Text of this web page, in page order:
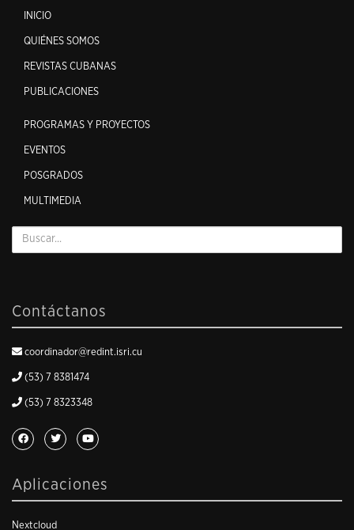
INICIO
QUIÉNES SOMOS
REVISTAS CUBANAS
PUBLICACIONES
PROGRAMAS Y PROYECTOS
EVENTOS
POSGRADOS
MULTIMEDIA
Contáctanos
coordinador@redint.isri.cu
(53) 7 8381474
(53) 7 8323348
Aplicaciones
Nextcloud